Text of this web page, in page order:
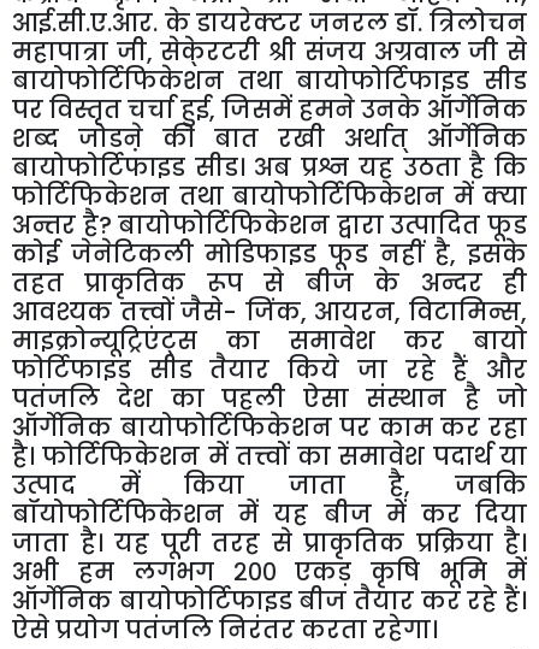
आई.सी.ए.आर. के डायरेक्टर जनरल डॉ. त्रिलोचन
महापात्रा जी,सेके्रटरी श्री संजय अग्रवाल जी से
बायोफोर्टिफिकेशन तथा बायोफोर्टिफाइड सीड
पर विस्तृत चर्चा हुई, जिसमें हमने उनके ऑर्गेनिक
शब्द जोडऩे की बात रखी अर्थात् ऑर्गेनिक
बायोफोर्टिफाइड सीड। अब प्रश्न यह उठता है कि
फोर्टिफिकेशन तथा बायोफोर्टिफिकेशन में क्या
अन्तर है?बायोफोर्टिफिकेशन द्वारा उत्पादित फूड
कोई जेनेटिकली मोडिफाइड फूड नहीं है,इसके
तहत प्राकृतिक रूप से बीज के अन्दर ही
आवश्यक तत्त्वों जैसे- जिंक, आयरन,विटामिन्स,
माइक्रोन्यूट्रिएंट्स का समावेश कर बायो
फोर्टिफाइड सीड तैयार किये जा रहे हैं और
पतंजलि देश का पहली ऐसा संस्थान है जो
ऑर्गेनिक बायोफोर्टिफिकेशन पर काम कर रहा
है। फोर्टिफिकेशन में तत्त्वों का समावेश पदार्थ या
उत्पाद में किया जाता है,जबकि
बॉयोफोर्टिफिकेशन में यह बीज में कर दिया
जाता है। यह पूरी तरह से प्राकृतिक प्रक्रिया है।
अभी हम लगभग २०० एकड़ कृषि भूमि में
ऑर्गेनिक बायोफोर्टिफाइड बीज तैयार कर रहे हैं।
ऐसे प्रयोग पतंजलि निरंतर करता रहेगा।